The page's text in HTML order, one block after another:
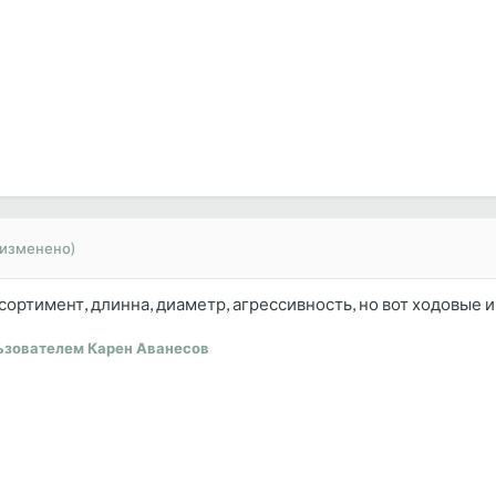
длинна, диаметр, агрессивность, но вот ходовые
Карен Аванесов